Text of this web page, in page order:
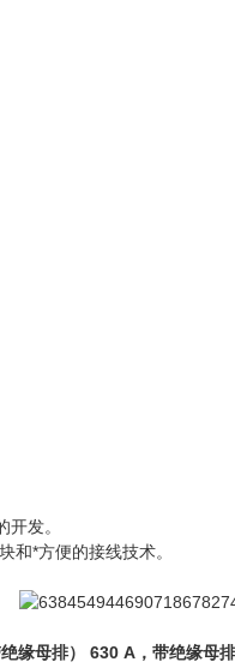
发。
和*方便的接线技术。
缘母排） 630 A，带绝缘母排